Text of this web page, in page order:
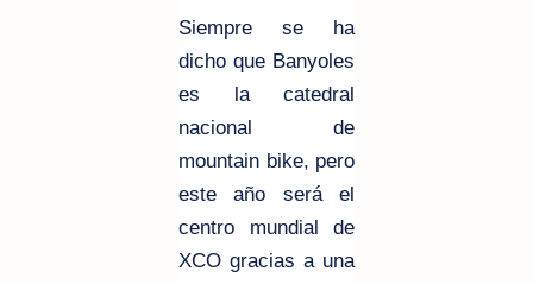
Siempre se ha
dicho que Banyoles
es la catedral
nacional de
mountain bike, pero
este año será el
centro mundial de
XCO gracias a una